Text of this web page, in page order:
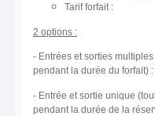
Tarif forfait :
2 options :
- Entrées et sorties
pendant la durée du forfait)
- Entrée et sortie unique
pendant la durée de la